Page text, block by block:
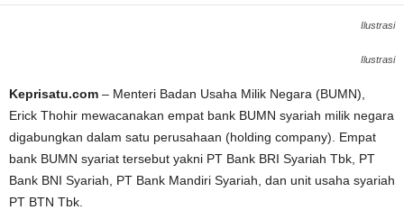
Ilustrasi
Ilustrasi
Keprisatu.com – Menteri Badan Usaha Milik Negara (BUMN),
Erick Thohir mewacanakan empat bank BUMN syariah milik negara
digabungkan dalam satu perusahaan (holding company). Empat
bank BUMN syariat tersebut yakni PT Bank BRI Syariah Tbk, PT
Bank BNI Syariah, PT Bank Mandiri Syariah, dan unit usaha syariah
PT BTN Tbk.